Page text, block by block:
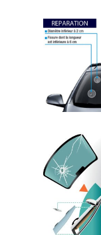
left
blank